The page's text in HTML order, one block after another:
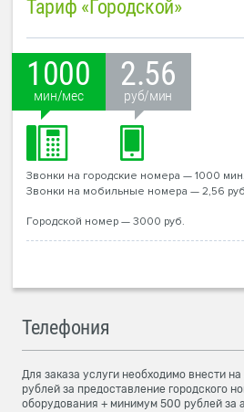
Тариф «Городской»
1000
мин/мес
2.56
руб/мин
Звонки на городские номера — 1000
Звонки на мобильные номера — 2,56
Городской номер — 3000 руб.
Телефония
Для заказа услуги необходимо внести
рублей за предоставление городского
оборудования + минимум 500 рублей за